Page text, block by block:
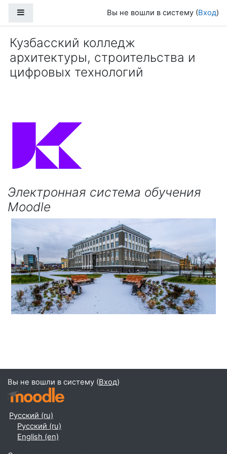
Вы не вошли в систему (Вход)
Кузбасский колледж
архитектуры, строительства и
цифровых технологий
Электронная система обучения
Moodle
Вы не вошли в систему (Вход)
Русский ‎(ru)‎
Русский ‎(ru)‎
English ‎(en)‎